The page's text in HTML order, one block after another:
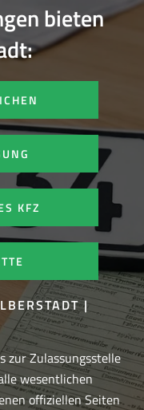
bieten
KFZ
| S
zur Zulassungsstelle
wesentlichen
offiziellen Seiten